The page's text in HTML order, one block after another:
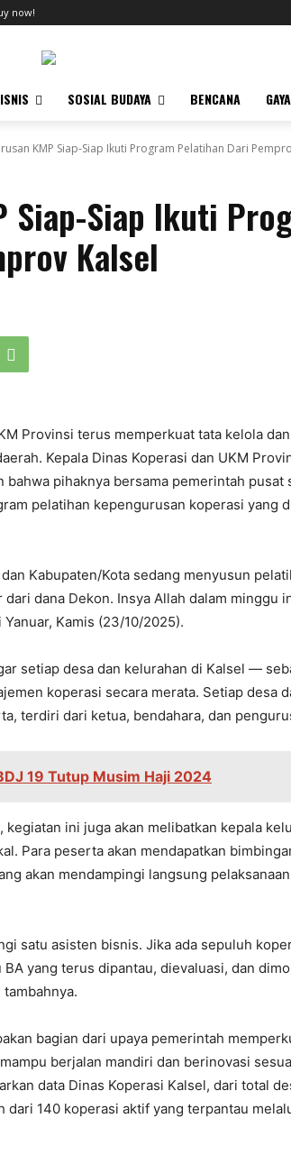
now!
SOSIAL BUDAYA BENCANA
KMP Siap-Siap Ikuti Program Pelatihan Dari
Siap-Siap Ikuti
Kalsel
Provinsi terus memperkuat tata kelola
Kepala Dinas Koperasi dan UKM
bahwa pihaknya bersama pemerintah pusat
pelatihan kepengurusan koperasi yang
Kabupaten/Kota sedang menyusun
dana Dekon. Insya Allah dalam minggu
Kamis (23/10/2025).
setiap desa dan kelurahan di Kalsel —
koperasi secara merata. Setiap desa
terdiri dari ketua, bendahara, dan
19 Tutup Musim Haji 2024
ini juga akan melibatkan kepala
Para peserta akan mendapatkan
akan mendampingi langsung
satu asisten bisnis. Jika ada sepuluh
yang terus dipantau, dievaluasi, dan
bagian dari upaya pemerintah
berjalan mandiri dan berinovasi
data Dinas Koperasi Kalsel, dari total
dari 140 koperasi aktif yang terpantau